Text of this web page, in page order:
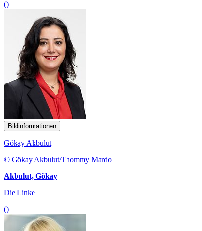
()
Bildinformationen
Gökay Akbulut
© Gökay Akbulut/Thommy Mardo
Akbulut, Gökay
Die Linke
()